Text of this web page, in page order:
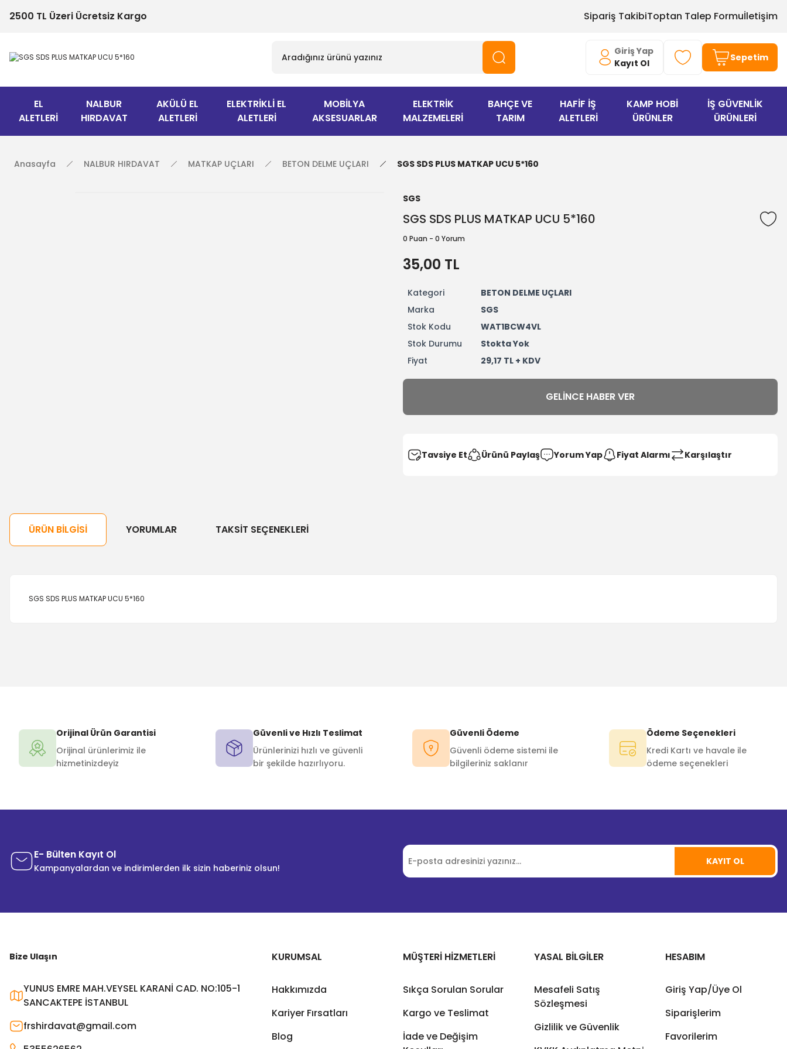
2500 TL Üzeri Ücretsiz Kargo Sipariş TakibiToptan Talep Formuİletişim
Giriş Yap
Kayıt Ol
Sepetim
EL
ALETLERİ
NALBUR
HIRDAVAT
AKÜLÜ EL
ALETLERİ
ELEKTRİKLİ EL
ALETLERİ
MOBİLYA
AKSESUARLAR
ELEKTRİK
MALZEMELERİ
BAHÇE VE
TARIM
HAFİF İŞ
ALETLERİ
KAMP HOBİ
ÜRÜNLER
İŞ GÜVENLİK
ÜRÜNLERİ
Anasayfa NALBUR HIRDAVAT MATKAP UÇLARI BETON DELME UÇLARI SGS SDS PLUS MATKAP UCU 5*160
SGS
SGS SDS PLUS MATKAP UCU 5*160
0 Puan - 0 Yorum
35,00 TL
Kategori
BETON DELME UÇLARI
Marka
SGS
Stok Kodu
WAT1BCW4VL
Stok Durumu
Stokta Yok
Fiyat
29,17 TL + KDV
GELINCE HABER VER
Tavsiye Et Ürünü Paylaş Yorum Yap Fiyat Alarmı Karşılaştır
ÜRÜN BILGISI YORUMLAR TAKSIT SEÇENEKLERI
SGS SDS PLUS MATKAP UCU 5*160
Yorum Yaz
Orijinal Ürün Garantisi
Orijinal ürünlerimiz ile
hizmetinizdeyiz
Güvenli ve Hızlı Teslimat
Ürünlerinizi hızlı ve güvenli
bir şekilde hazırlıyoru.
Güvenli Ödeme
Güvenli ödeme sistemi ile
bilgileriniz saklanır
Ödeme Seçenekleri
Kredi Kartı ve havale ile
ödeme seçenekleri
E- Bülten Kayıt Ol
Kampanyalardan ve indirimlerden ilk sizin haberiniz olsun!
KAYIT OL
Bize Ulaşın
YUNUS EMRE MAH.VEYSEL KARANİ CAD. NO:105-1
SANCAKTEPE İSTANBUL
frshirdavat@gmail.com
KURUMSAL
Hakkımızda
Kariyer Fırsatları
Blog
MÜŞTERİ HİZMETLERİ
Sıkça Sorulan Sorular
Kargo ve Teslimat
İade ve Değişim
YASAL BİLGİLER
Mesafeli Satış
Sözleşmesi
Gizlilik ve Güvenlik
HESABIM
Giriş Yap/Üye Ol
Siparişlerim
Favorilerim